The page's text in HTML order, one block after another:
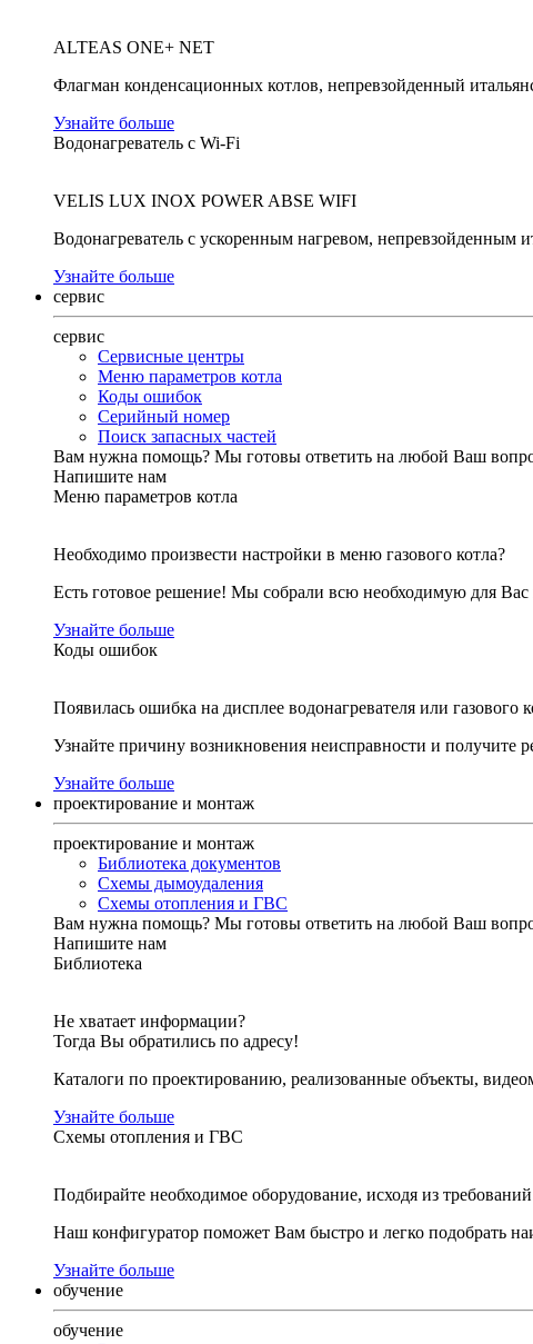
ALTEAS ONE+ NET
Флагман конденсационных котлов, непревзойденный
Узнайте больше
Водонагреватель с Wi-Fi
VELIS LUX INOX POWER ABSE WIFI
Водонагреватель с ускоренным нагревом, непревзойденным
Узнайте больше
сервис
сервис
Сервисные центры
Меню параметров котла
Коды ошибок
Серийный номер
Поиск запасных частей
Вам нужна помощь? Мы готовы ответить на любой Ваш
Напишите нам
Меню параметров котла
Необходимо произвести настройки в меню газового котла?
Есть готовое решение! Мы собрали всю необходимую для
Узнайте больше
Коды ошибок
Появилась ошибка на дисплее водонагревателя или газового
Узнайте причину возникновения неисправности и получите
Узнайте больше
проектирование и монтаж
проектирование и монтаж
Библиотека документов
Схемы дымоудаления
Схемы отопления и ГВС
Вам нужна помощь? Мы готовы ответить на любой Ваш
Напишите нам
Библиотека
Не хватает информации?
Тогда Вы обратились по адресу!
Каталоги по проектированию, реализованные объекты,
Узнайте больше
Схемы отопления и ГВС
Подбирайте необходимое оборудование, исходя из требований
Наш конфигуратор поможет Вам быстро и легко подобрать
Узнайте больше
обучение
обучение